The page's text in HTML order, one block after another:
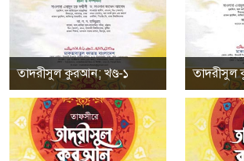
তাদরীসুল কুরআন; খণ্ড-১ তাদরীসুল